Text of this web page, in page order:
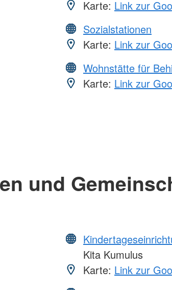
Karte: Link zur
Sozialstationen
Karte: Link zur
Wohnstätte für
Karte: Link zur
und
Kita Kumulus
Karte: Link zur